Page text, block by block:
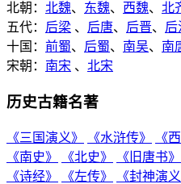
北朝： 北魏、 东魏、 西魏、 北
五代： 后梁 、 后唐、 后晋、 后
十国： 前蜀、 后蜀、 南吴、 南
宋朝： 南宋 、 北宋
历史古籍名著
《三国演义》 《水浒传》 《
《南史》
《北史》 《旧唐书》
《诗经》
《左传》 《封神演义